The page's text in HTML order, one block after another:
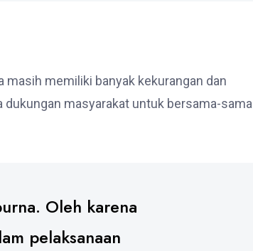
memiliki banyak kekurangan dan
dukungan masyarakat untuk bersama-sama
Oleh karena
pelaksanaan